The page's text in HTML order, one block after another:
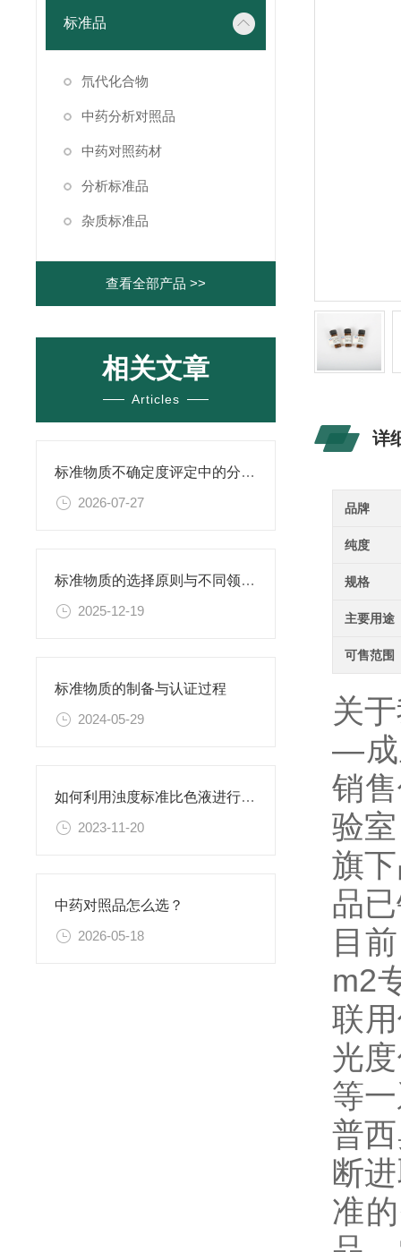
标准品
氘代化合物
中药分析对照品
中药对照药材
分析标准品
杂质标准品
查看全部产品 >>
相关文章
Articles
标准物质不确定度评定中的分量识别与量化计算方法
2026-07-27
标准物质的选择原则与不同领域应用匹配性分析
2025-12-19
标准物质的制备与认证过程
2024-05-29
如何利用浊度标准比色液进行水体生态系统的研究？
2023-11-20
中药对照品怎么选？
2026-05-18
详
品牌
纯度
规格
主要用途
可售范围
关
—成
销
验
旗
品
目
m2
联
光
等
普
断
准